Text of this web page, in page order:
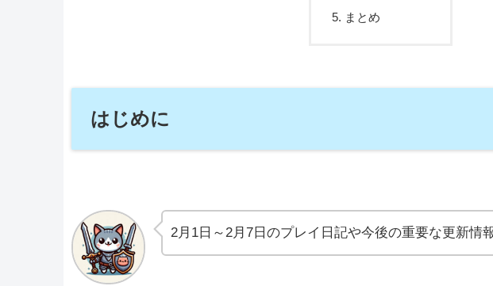
まとめ
はじめに
2月1日～2月7日のプレイ日記や今後の重要な更新情報